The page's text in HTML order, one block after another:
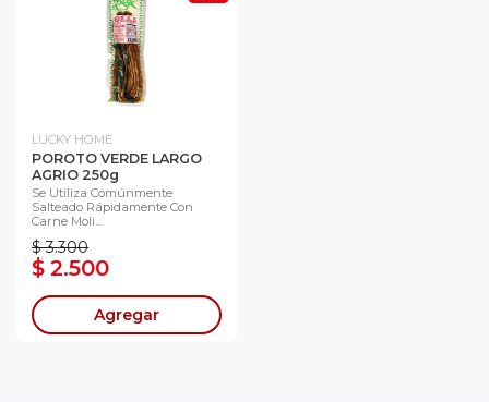
LUCKY HOME
POROTO VERDE LARGO
AGRIO 250g
Se Utiliza Comúnmente
Salteado Rápidamente Con
Carne Moli...
$ 3.300
$ 2.500
Agregar